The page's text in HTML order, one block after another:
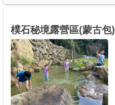
樸石秘境露營區(蒙古包)